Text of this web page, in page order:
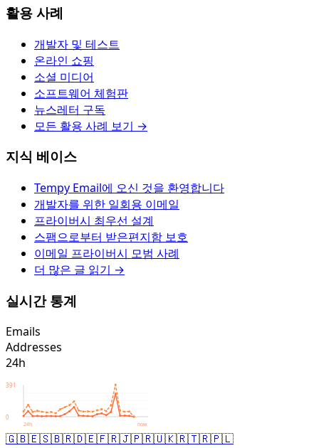
활용 사례
개발자 및 테스트
온라인 쇼핑
소셜 미디어
소프트웨어 체험판
뉴스레터 구독
모든 활용 사례 보기 →
지식 베이스
Tempy Email에 오신 것을 환영합니다
개발자를 위한 일회용 이메일
프라이버시 최우선 설계
스팸으로부터 받은편지함 보호
이메일 프라이버시 모범 사례
더 많은 글 읽기 →
실시간 통계
Emails
Addresses
24h
391
0
24h now
🇬🇧🇪🇸🇧🇷🇩🇪🇫🇷🇯🇵🇷🇺🇰🇷🇹🇷🇵🇱